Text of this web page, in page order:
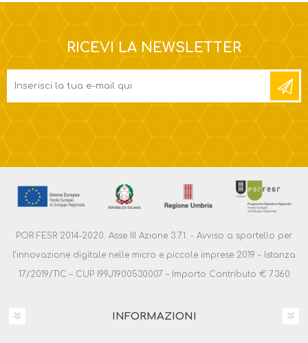
RICEVI LA NEWSLETTER
POR FESR 2014-2020. Asse III Azione 3.7.1. - Avviso a sportello per
l’innovazione digitale nelle micro e piccole imprese 2019 - Istanza
17/2019/TIC – CUP I99J1900530007 – Importo Contributo € 7.360
INFORMAZIONI